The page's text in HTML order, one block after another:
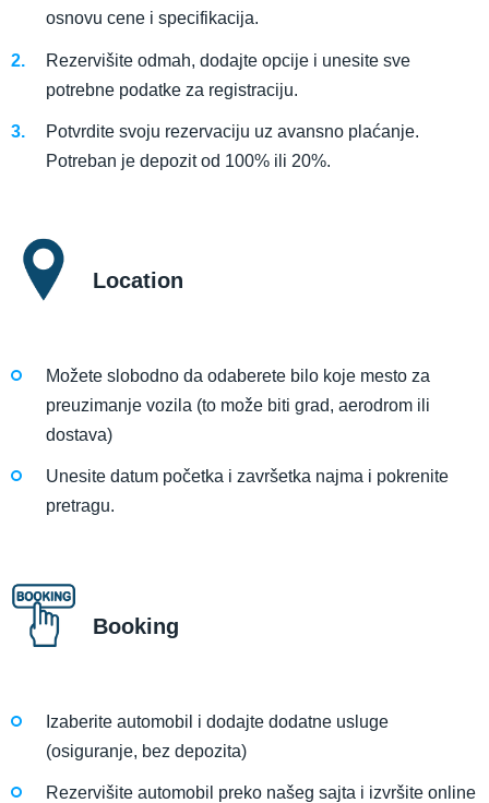
osnovu cene i specifikacija.
Rezervišite odmah, dodajte opcije i unesite sve
potrebne podatke za registraciju.
Potvrdite svoju rezervaciju uz avansno plaćanje.
Potreban je depozit od 100% ili 20%.
Location
Možete slobodno da odaberete bilo koje mesto za
preuzimanje vozila (to može biti grad, aerodrom ili
dostava)
Unesite datum početka i završetka najma i pokrenite
pretragu.
Booking
Izaberite automobil i dodajte dodatne usluge
(osiguranje, bez depozita)
Rezervišite automobil preko našeg sajta i izvršite online